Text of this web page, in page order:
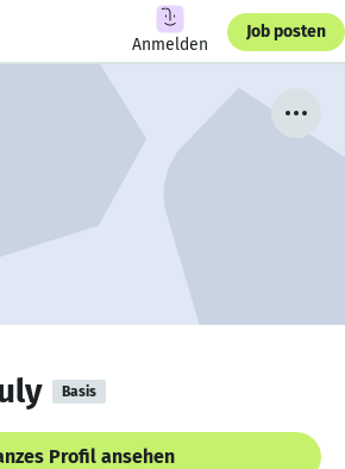
Anmelden
Job posten
Basis
Profil ansehen